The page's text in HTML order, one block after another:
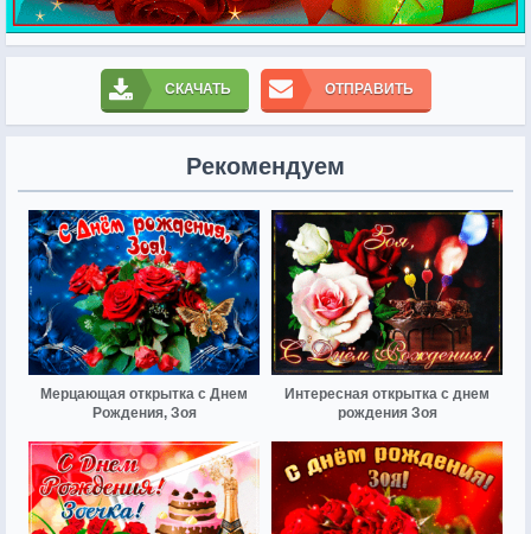
СКАЧАТЬ ОТПРАВИТЬ
Рекомендуем
Мерцающая открытка с Днем
Рождения, Зоя
Интересная открытка с днем
рождения Зоя